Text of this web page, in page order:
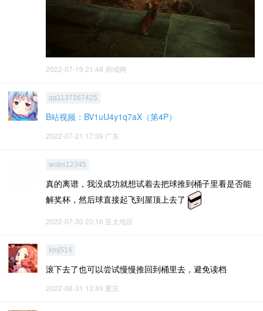
2022-07-19 21:48 局域网
qq1137167425
B站视频：BV1uU4y1q7aX（第4P）
2022-07-21 17:39 广东
wubs12345
真的离谱，我没成功就想试着去把球推到桶子里看是否能
解奖杯，然后球直接起飞到屋顶上去了
2022-07-30 20:16 亚太地区
kmj514
滚下去了也可以尝试慢慢推回到桶里去，避免读档
2022-08-31 13:49 重庆